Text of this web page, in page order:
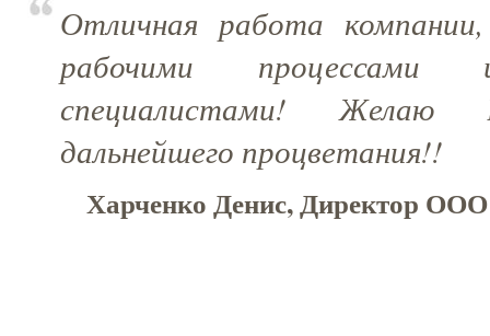
Отличная работа
рабочими процессами
специалистами!
дальнейшего процветания!!
Харченко Денис, Директор